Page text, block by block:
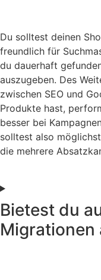
Du solltest deinen
freundlich für
du dauerhaft
auszugeben. Des
zwischen SEO und
Produkte hast,
besser bei
solltest also
die mehrere
Bietest du
Migrationen